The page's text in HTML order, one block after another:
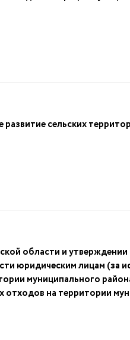
сельских
области и
юридическим лицам (за
муниципального
отходов на территории